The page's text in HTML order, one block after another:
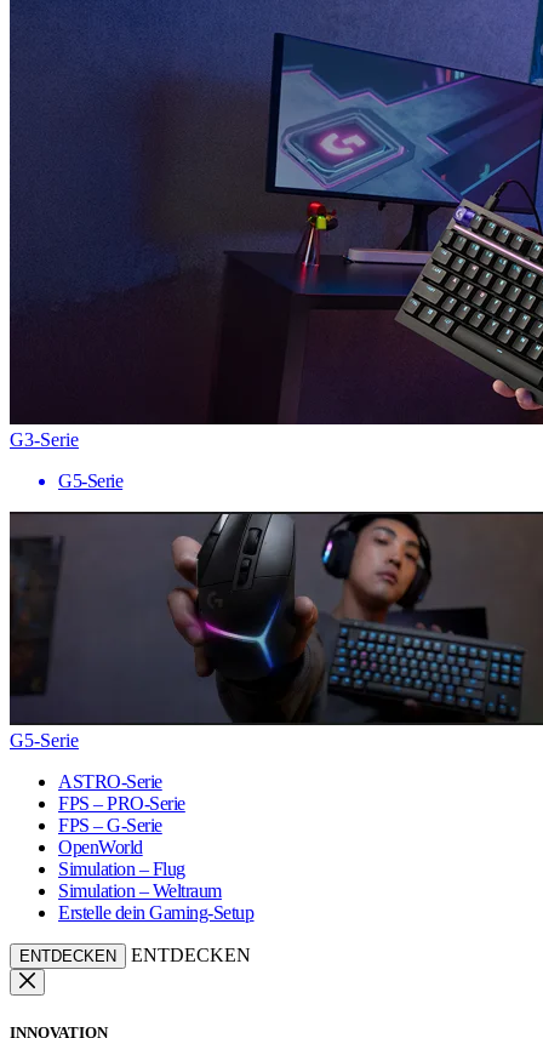
G3-Serie
G5-Serie
G5-Serie
ASTRO-Serie
FPS – PRO-Serie
FPS – G-Serie
OpenWorld
Simulation – Flug
Simulation – Weltraum
Erstelle dein Gaming-Setup
ENTDECKEN ENTDECKEN
INNOVATION